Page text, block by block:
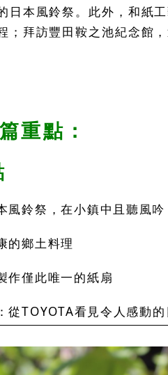
日本風鈴祭。此外，和紙
；拜訪豐田鞍之池紀念館
重點：
風鈴祭，在小鎮中且聽風吟
的鄉土料理
作僅此唯一的紙扇
從TOYOTA看見令人感動